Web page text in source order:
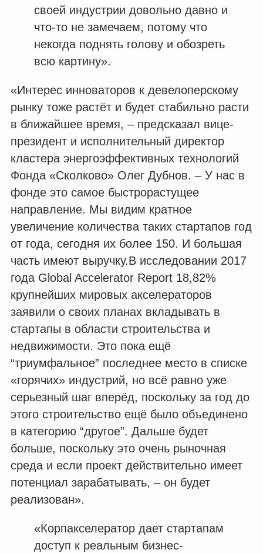
своей индустрии довольно давно и
что-то не замечаем, потому что
некогда поднять голову и обозреть
всю картину».
«Интерес инноваторов к девелоперскому
рынку тоже растёт и будет стабильно расти
в ближайшее время, – предсказал вице-
президент и исполнительный директор
кластера энергоэффективных технологий
Фонда «Сколково» Олег Дубнов. – У нас в
фонде это самое быстрорастущее
направление. Мы видим кратное
увеличение количества таких стартапов год
от года, сегодня их более 150. И большая
часть имеют выручку.В исследовании 2017
года Global Accelerator Report 18,82%
крупнейших мировых акселераторов
заявили о своих планах вкладывать в
стартапы в области строительства и
недвижимости. Это пока ещё
“триумфальное” последнее место в списке
«горячих» индустрий, но всё равно уже
серьезный шаг вперёд, поскольку за год до
этого строительство ещё было объединено
в категорию “другое”. Дальше будет
больше, поскольку это очень рыночная
среда и если проект действительно имеет
потенциал зарабатывать, – он будет
реализован».
«Корпакселератор дает стартапам
доступ к реальным бизнес-